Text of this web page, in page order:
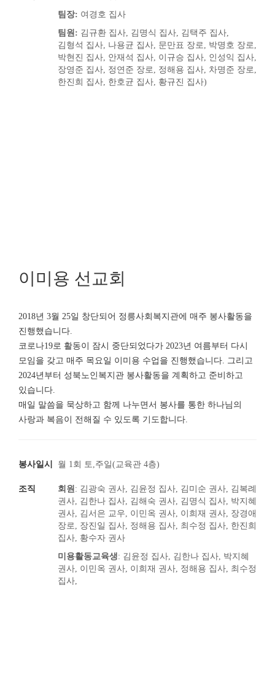
팀장: 여경호 집사
팀원: 김규환 집사, 김명식 집사, 김택주 집사,
김형석 집사, 나용균 집사, 문만표 장로, 박명호 장로,
박현진 집사, 안재석 집사, 이규승 집사, 인성익 집사,
장영준 집사, 정연준 장로, 정해용 집사, 차명준 장로,
한진희 집사, 한호균 집사, 황규진 집사)
이미용 선교회
2018년 3월 25일 창단되어 정릉사회복지관에 매주 봉사활동을
진행했습니다.
코로나19로 활동이 잠시 중단되었다가 2023년 여름부터 다시
모임을 갖고 매주 목요일 이미용 수업을 진행했습니다. 그리고
2024년부터 성북노인복지관 봉사활동을 계획하고 준비하고
있습니다.
매일 말씀을 묵상하고 함께 나누면서 봉사를 통한 하나님의
사랑과 복음이 전해질 수 있도록 기도합니다.
봉사일시 월 1회 토,주일(교육관 4층)
조직 회원 : 김광숙 권사, 김윤정 집사, 김미순 권사, 김복례
권사, 김한나 집사, 김해숙 권사, 김명식 집사, 박지혜
권사, 김서은 교우, 이민옥 권사, 이희재 권사, 장경애
장로, 장진일 집사, 정해용 집사, 최수정 집사, 한진희
집사, 황수자 권사
미용활동교육생: 김윤정 집사, 김한나 집사, 박지혜
권사, 이민옥 권사, 이희재 권사, 정해용 집사, 최수정
집사,